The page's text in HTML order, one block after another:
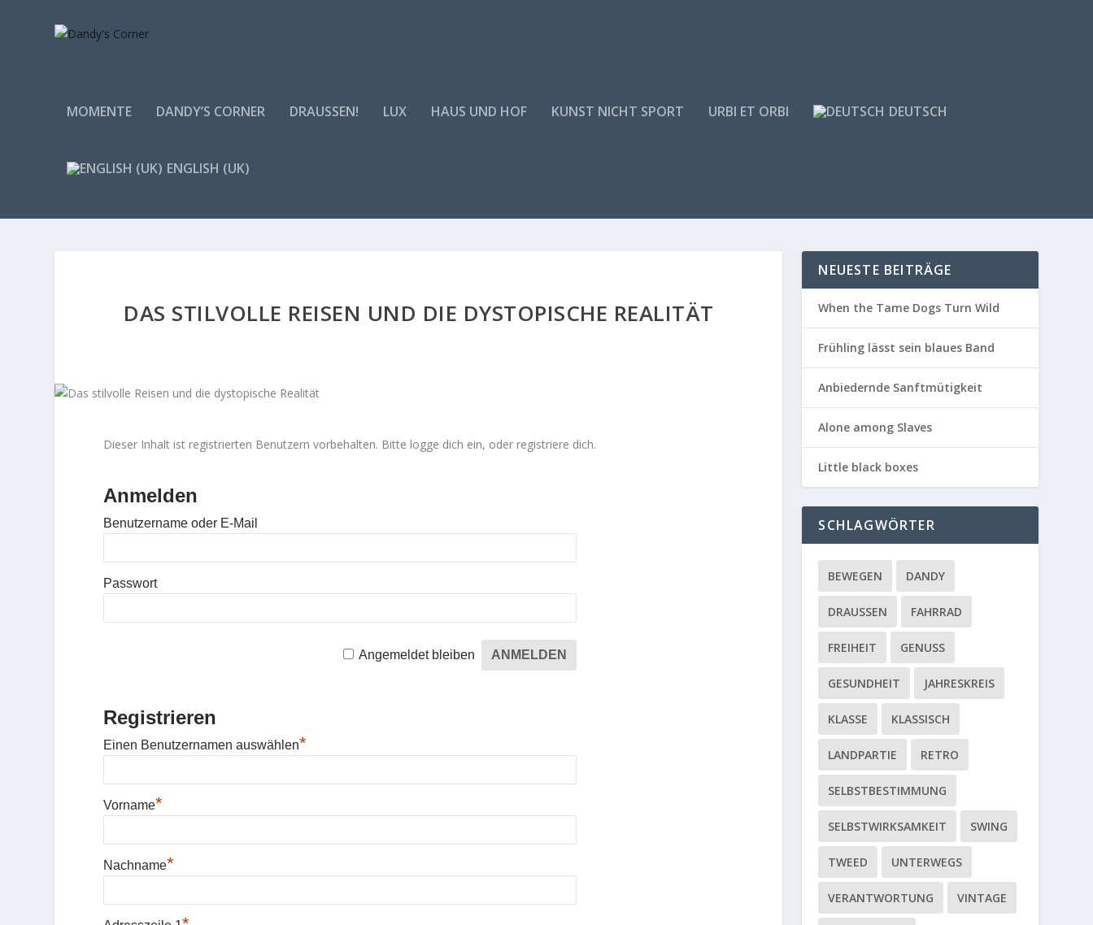
MOMENTE DANDY’S CORNER DRAUSSEN! LUX HAUS UND HOF KUNST NICHT SPORT URBI ET ORBI DEUTSCH
ENGLISH (UK)
DAS STILVOLLE REISEN UND DIE DYSTOPISCHE REALITÄT
Dieser Inhalt ist registrierten Benutzern vorbehalten. Bitte logge dich ein, oder registriere dich.
Anmelden
Benutzername oder E-Mail
Passwort
Angemeldet bleiben
Registrieren
Einen Benutzernamen auswählen*
Vorname*
Nachname*
NEUESTE BEITRÄGE
When the Tame Dogs Turn Wild
Frühling lässt sein blaues Band
Anbiedernde Sanftmütigkeit
Alone among Slaves
Little black boxes
SCHLAGWÖRTER
BEWEGEN DANDY
DRAUSSEN FAHRRAD
FREIHEIT GENUSS
GESUNDHEIT JAHRESKREIS
KLASSE KLASSISCH
LANDPARTIE RETRO
SELBSTBESTIMMUNG
SELBSTWIRKSAMKEIT SWING
TWEED UNTERWEGS
VERANTWORTUNG VINTAGE